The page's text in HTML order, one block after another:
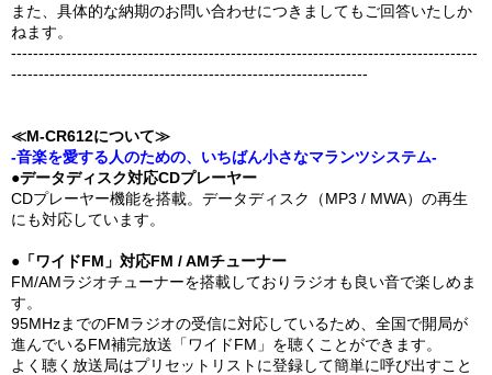
また、具体的な納期のお問い合わせにつきましてもご回答いたしか
ねます。
-------------------------------------------------------------------------------------
-----------------------------------------------------------------
≪M-CR612について≫
-音楽を愛する人のための、いちばん小さなマランツシステム-
●データディスク対応CDプレーヤー
CDプレーヤー機能を搭載。データディスク（MP3 / MWA）の再生
にも対応しています。
●「ワイドFM」対応FM / AMチューナー
FM/AMラジオチューナーを搭載しておりラジオも良い音で楽しめま
す。
95MHzまでのFMラジオの受信に対応しているため、全国で開局が
進んでいるFM補完放送「ワイドFM」を聴くことができます。
よく聴く放送局はプリセットリストに登録して簡単に呼び出すこと